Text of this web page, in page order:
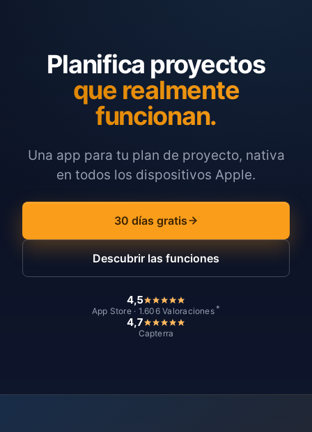
Planifica proyectos
que realmente
funcionan.
Una app para tu plan de proyecto, nativa
en todos los dispositivos Apple.
30 días gratis
Descubrir las funciones
4,5
App Store · 1.606 Valoraciones *
4,7
Capterra